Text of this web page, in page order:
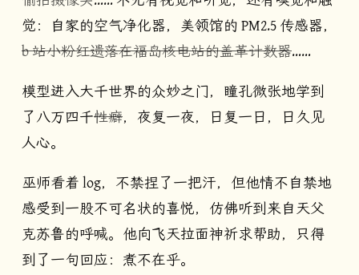
觉：自家的空气净化器，美领馆的 PM2.5 传感器，
b 站小粉红遗落在福岛核电站的盖革计数器……
模型进入大千世界的众妙之门，瞳孔微张地学到
了八万四千性癖，夜复一夜，日复一日，日久见
人心。
巫师看着 log，不禁捏了一把汗，但他情不自禁地
感受到一股不可名状的喜悦，仿佛听到来自天父
克苏鲁的呼喊。他向飞天拉面神祈求帮助，只得
到了一句回应：煮不在乎。